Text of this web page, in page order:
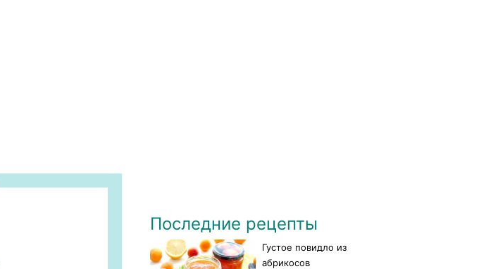
Последние рецепты
Густое повидло из
абрикосов